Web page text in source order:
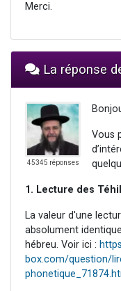
Merci.
La réponse
45345 réponses
Vous
1. Lecture des
La valeur d'une
absolument
hébreu. Voir ici :
box.com/question/